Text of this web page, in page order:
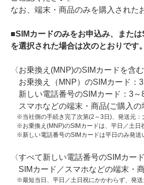
なお、端末・商品のみを購入された
■SIMカードのみをお申込み、また
を選択された場合は次のとおりです。
〈お乗換え(MNP)のSIMカードを含む
お乗換え（MNP）のSIMカード：3
新しい電話番号のSIMカード：3～
スマホなどの端末・商品(ご購入の
※当社側の手続き完了次第(2～3日)、発送元：
※お乗換え(MNP)のSIMカードは、平日／土日
※新しい電話番号のSIMカードは平日のみ発送
〈すべて新しい電話番号のSIMカー
SIMカード／スマホなどの端末・
※最短当日、平日／土日祝にかかわらず、発送